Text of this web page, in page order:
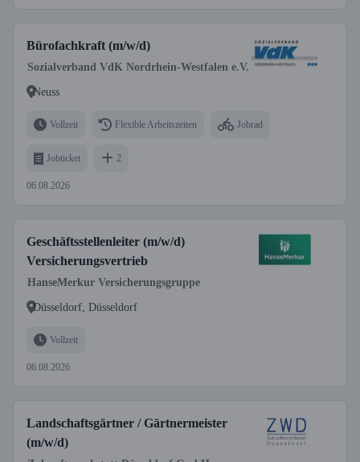
Bürofachkraft (m/w/d)
Sozialverband VdK Nordrhein-Westfalen e.V.
Neuss
Vollzeit Flexible Arbeitszeiten Jobrad
Jobticket 2
06.08.2026
Geschäftsstellenleiter (m/w/d)
Versicherungsvertrieb
HanseMerkur Versicherungsgruppe
Düsseldorf, Düsseldorf
Vollzeit
06.08.2026
Landschaftsgärtner / Gärtnermeister
(m/w/d)